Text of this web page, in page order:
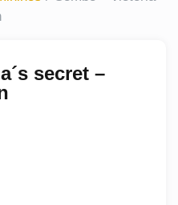
secret –